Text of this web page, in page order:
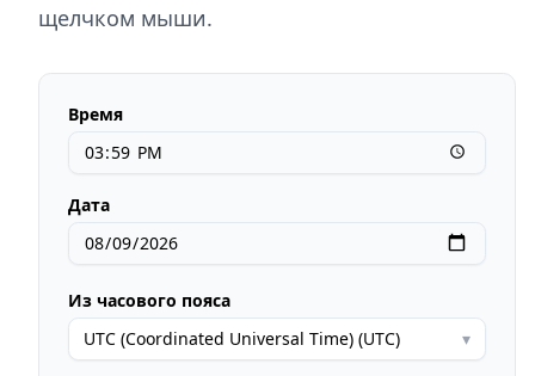
щелчком мыши.
Время
Дата
Из часового пояса
UTC (Coordinated Universal Time) (UTC)
▾